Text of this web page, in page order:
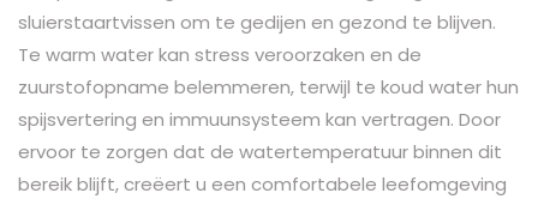
sluierstaartvissen om te gedijen en gezond te blijven.
Te warm water kan stress veroorzaken en de
zuurstofopname belemmeren, terwijl te koud water hun
spijsvertering en immuunsysteem kan vertragen. Door
ervoor te zorgen dat de watertemperatuur binnen dit
bereik blijft, creëert u een comfortabele leefomgeving